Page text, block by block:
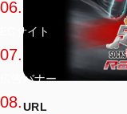
06.
ECサイト
07.
広告バナー
08.URL